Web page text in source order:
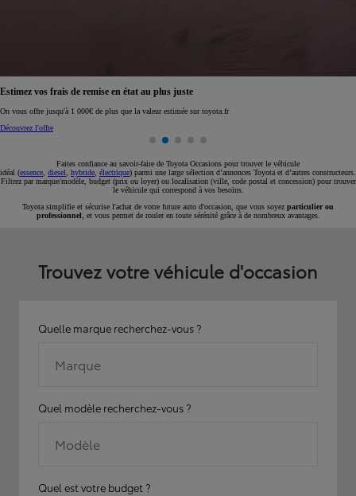
Réservez en ligne votre occasion pour 1€ seulement
Réservez en ligne
Faites confiance au savoir-faire de Toyota Occasions pour trouver le véhicule
idéal (essence diesel hybride électrique) parmi une large sélection d’annonces Toyota et d’autres constructeurs.
Filtrez par marque/modèle, budget (prix ou loyer) ou localisation (ville, code postal et concession) pour trouver
le véhicule qui correspond à vos besoins.
Toyota simplifie et sécurise l'achat de votre future auto d'occasion, que vous soyez particulier ou
professionnel , et vous permet de rouler en toute sérénité grâce à de nombreux avantages.
Trouvez votre véhicule d'occasion
Quelle marque recherchez-vous ?
Marque
Quel modèle recherchez-vous ?
Modèle
Quel est votre budget ?